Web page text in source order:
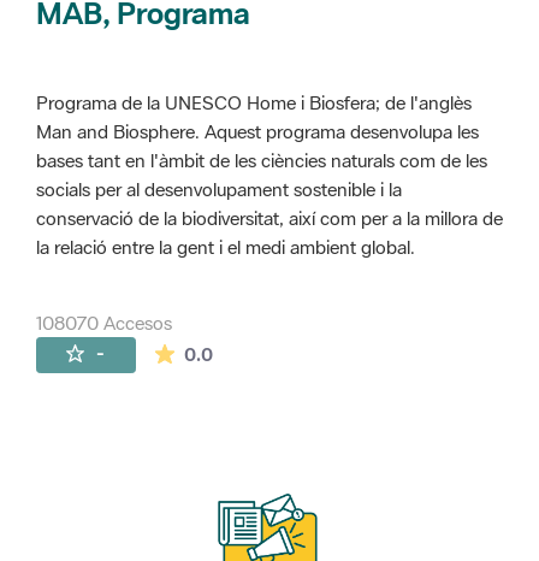
MAB, Programa
Programa de la UNESCO Home i Biosfera; de l'anglès
Man and Biosphere. Aquest programa desenvolupa les
bases tant en l'àmbit de les ciències naturals com de les
socials per al desenvolupament sostenible i la
conservació de la biodiversitat, així com per a la millora de
la relació entre la gent i el medi ambient global.
108070 Accesos
- 0.0La valoración media es de 0 estrellas de